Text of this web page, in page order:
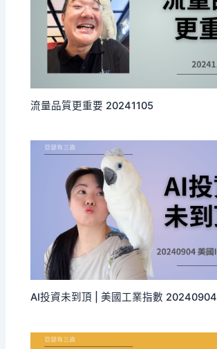
流量品質更重要 20241105
AI投資未到頂 | 美國工業指數 20240904